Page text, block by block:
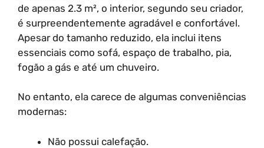
de apenas 2.3 m², o interior, segundo seu criador,
é surpreendentemente agradável e confortável.
Apesar do tamanho reduzido, ela inclui itens
essenciais como sofá, espaço de trabalho, pia,
fogão a gás e até um chuveiro.
No entanto, ela carece de algumas conveniências
modernas:
Não possui calefação.